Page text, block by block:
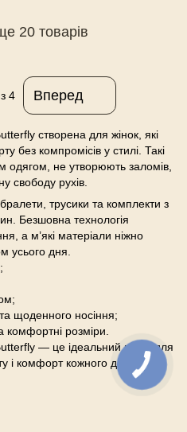
20 товарів
4 Вперед
створена для жінок, які
без компромісів у стилі. Такі
одягом, не утворюють заломів,
свободу рухів.
трусики та комплекти з
Безшовна технологія
а м’які матеріали ніжно
усього дня.
щоденного носіння;
комфортні розміри.
— це ідеальний вибір для
і комфорт кожного дня.